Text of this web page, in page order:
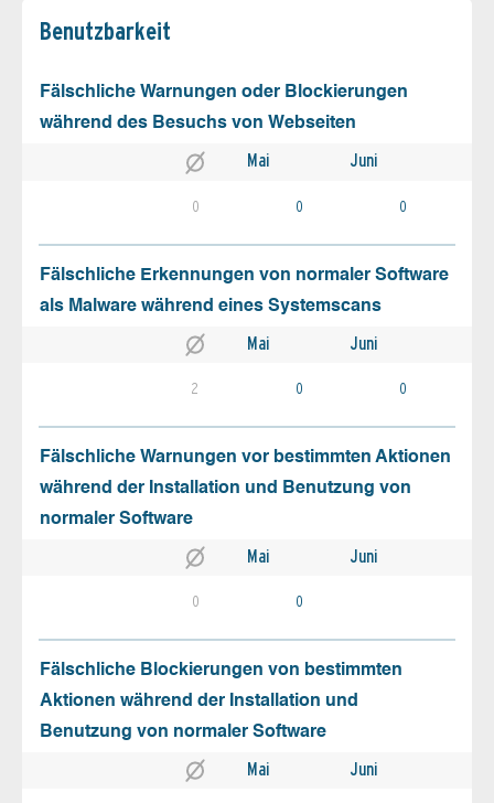
Benutz­barkeit
Fälschliche Warnungen oder Blockierungen
während des Besuchs von Webseiten
Mai Juni
0 0 0
Fälschliche Erkennungen von normaler Software
als Malware während eines Systemscans
Mai Juni
2 0 0
Fälschliche Warnungen vor bestimmten Aktionen
während der Installation und Benutzung von
normaler Software
Mai Juni
0 0
Fälschliche Blockierungen von bestimmten
Aktionen während der Installation und
Benutzung von normaler Software
Mai Juni